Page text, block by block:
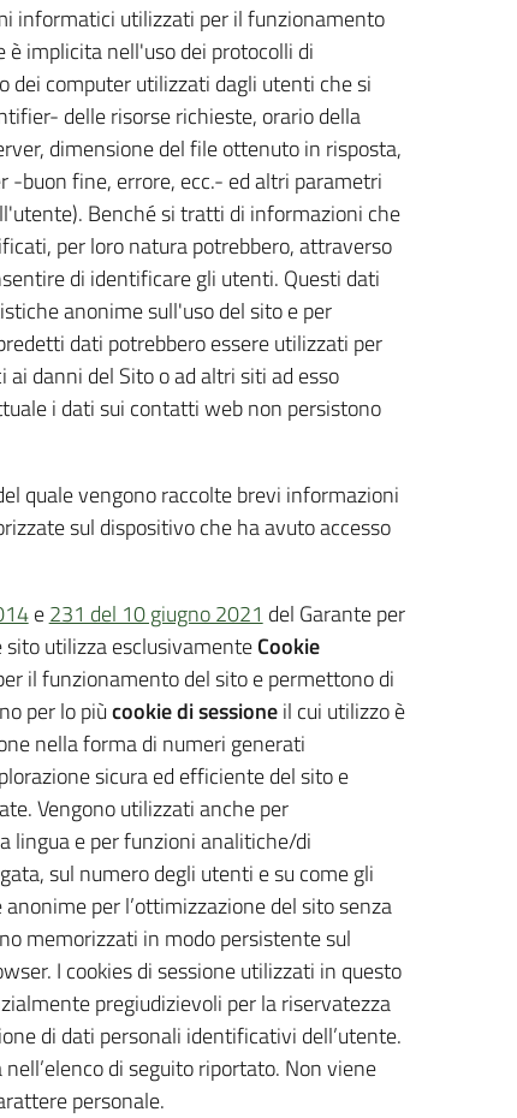
informatici utilizzati per il funzionamento
implicita nell'uso dei protocolli di
dei computer utilizzati dagli utenti che si
delle risorse richieste, orario della
dimensione del file ottenuto in risposta,
-buon fine, errore, ecc.- ed altri parametri
Benché si tratti di informazioni che
per loro natura potrebbero, attraverso
di identificare gli utenti. Questi dati
anonime sull'uso del sito e per
dati potrebbero essere utilizzati per
danni del Sito o ad altri siti ad esso
i dati sui contatti web non persistono
quale vengono raccolte brevi informazioni
sul dispositivo che ha avuto accesso
e231 del 10 giugno 2021 del Garante per
utilizza esclusivamenteCookie
il funzionamento del sito e permettono di
per lo piùcookie di sessioneil cui utilizzo è
nella forma di numeri generati
sicura ed efficiente del sito e
Vengono utilizzati anche per
lingua e per funzioni analitiche/di
sul numero degli utenti e su come gli
per l’ottimizzazione del sito senza
memorizzati in modo persistente sul
I cookies di sessione utilizzati in questo
pregiudizievoli per la riservatezza
di dati personali identificativi dell’utente.
di seguito riportato. Non viene
personale.